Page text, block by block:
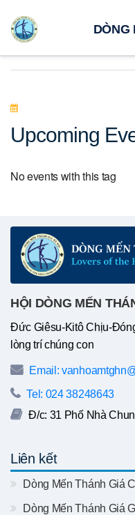
Upcoming
No events with this tag
HỘI DÒNG MẾN
Đức Giêsu-Kitô Chịu-
lòng trí chúng con
Email:
Tel: 024 38248643
Đ/c: 31 Phố Nhà
Liên kết
Dòng Mến Thánh Giá
Dòng Mến Thánh Giá
DÒNG